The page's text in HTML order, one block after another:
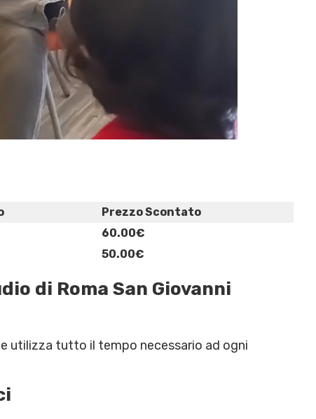
Prezzo Scontato
60.00€
50.00€
di Roma San Giovanni
utilizza tutto il tempo necessario ad ogni